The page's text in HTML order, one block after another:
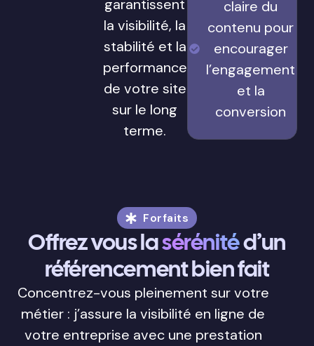
garantissent
la visibilité, la
stabilité et la
performance
de votre site
sur le long
terme.
claire du
contenu pour
encourager
l’engagement
et la
conversion
Forfaits
Offrez vous lasérénitéd’un
référencement bien fait
Concentrez-vous pleinement sur votre
métier : j’assure la visibilité en ligne de
votre entreprise avec une prestation